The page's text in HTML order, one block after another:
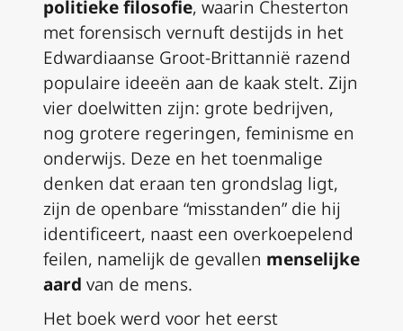
politieke filosofie, waarin Chesterton
met forensisch vernuft destijds in het
Edwardiaanse Groot-Brittannië razend
populaire ideeën aan de kaak stelt. Zijn
vier doelwitten zijn: grote bedrijven,
nog grotere regeringen, feminisme en
onderwijs. Deze en het toenmalige
denken dat eraan ten grondslag ligt,
zijn de openbare “misstanden” die hij
identificeert, naast een overkoepelend
feilen, namelijk de gevallen menselijke
aard van de mens.
Het boek werd voor het eerst